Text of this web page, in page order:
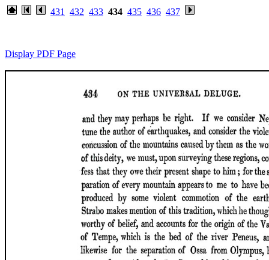
431 432 433 434 435 436 437
Display PDF Page